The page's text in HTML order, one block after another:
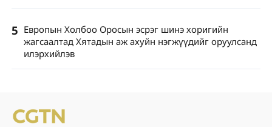
5 Европын Холбоо Оросын эсрэг шинэ хоригийн
жагсаалтад Хятадын аж ахуйн нэгжүүдийг оруулсанд
илэрхийлэв